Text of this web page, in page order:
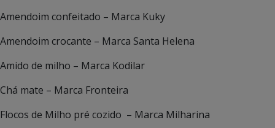
Amendoim confeitado – Marca Kuky
Amendoim crocante – Marca Santa Helena
Amido de milho – Marca Kodilar
Chá mate – Marca Fronteira
Flocos de Milho pré cozido – Marca Milharina